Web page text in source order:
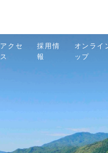
アクセ
ス
採用情
報
オンライ
ップ